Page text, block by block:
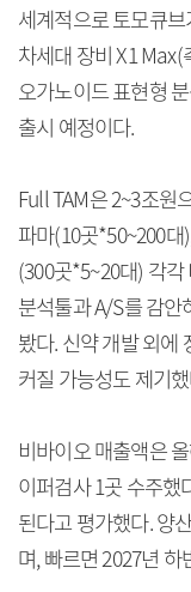
세계적으로 토모큐
차세대 장비 X1
오가노이드 표현형
출시 예정이다.
Full TAM은 2~3조원
파마(10곳*50~200
(300곳*5~20대) 각
분석툴과 A/S를 감안
봤다. 신약 개발 외에
커질 가능성도 제기
비바이오 매출액은
이퍼검사 1곳 수주했
된다고 평가했다. 양
며, 빠르면 2027년